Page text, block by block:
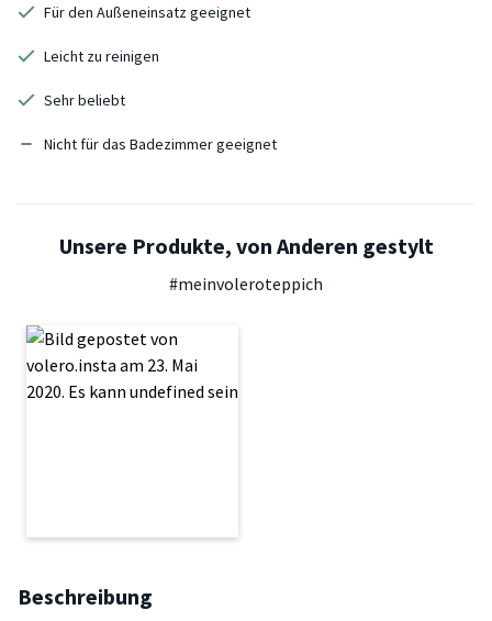
Für den Außeneinsatz geeignet
Leicht zu reinigen
Sehr beliebt
Nicht für das Badezimmer geeignet
Unsere Produkte, von Anderen gestylt
#meinvoleroteppich
Beschreibung